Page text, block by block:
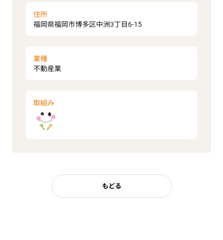
住所
福岡県福岡市博多区中洲3丁目6-15
業種
不動産業
取組み
もどる